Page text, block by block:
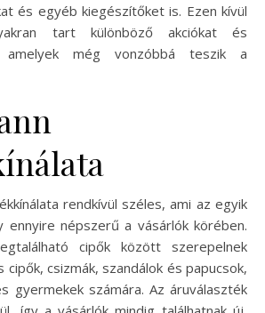
és egyéb kiegészítőket is. Ezen kívül
tart különböző akciókat és
amelyek még vonzóbbá teszik a
rendkívül széles, ami az egyik
ennyire népszerű a vásárlók körében.
cipők között szerepelnek
cipők, csizmák, szandálok és papucsok,
gyermekek számára. Az áruválaszték